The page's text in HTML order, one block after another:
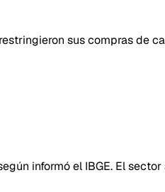
sus compras de
informó el IBGE. El